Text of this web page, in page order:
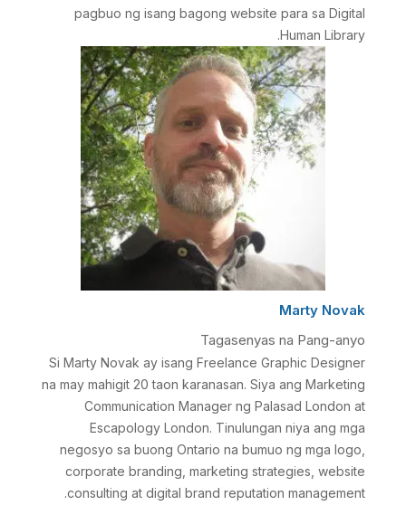
pagbuo ng isang bagong website para sa Digital
Human Library.
Marty Novak
Tagasenyas na Pang-anyo
Si Marty Novak ay isang Freelance Graphic Designer
na may mahigit 20 taon karanasan. Siya ang Marketing
Communication Manager ng Palasad London at
Escapology London. Tinulungan niya ang mga
negosyo sa buong Ontario na bumuo ng mga logo,
corporate branding, marketing strategies, website
consulting at digital brand reputation management.